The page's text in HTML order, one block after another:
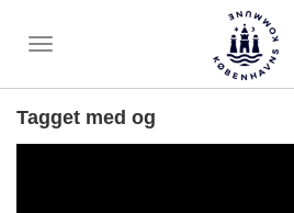
Toggle
Tagget med og